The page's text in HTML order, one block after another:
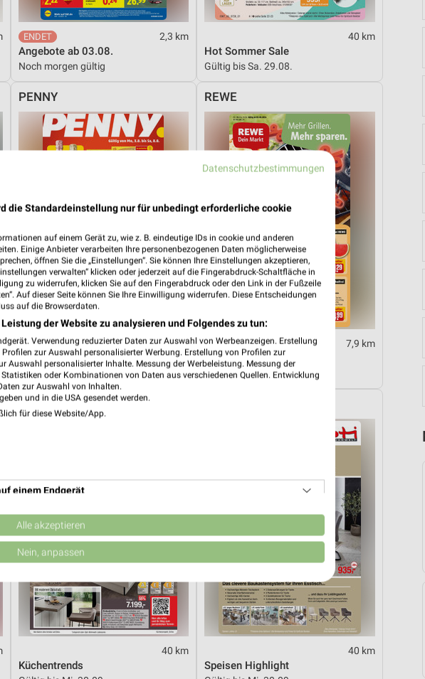
2,3 km
Angebote ab 03.08.
Noch morgen gültig
40 km
Hot Sommer Sale
Gültig bis Sa. 29.08.
PENNY
28,8 km
Angebote ab 03.08.
Noch morgen gültig
REWE
7,9 km
Angebote ab 03.08.
Noch morgen gültig
Opti Wohnwelt
40 km
Küchentrends
40 km
Speisen Highlight
Datenschutzbestimmungen
die Standardeinstellung nur für unbedingt erforderliche cookie
auf einem Gerät zu, wie z. B. eindeutige IDs in cookie und anderen
Einige Anbieter verarbeiten Ihre personenbezogenen Daten möglicherweise
öffnen Sie die „Einstellungen“. Sie können Ihre Einstellungen akzeptieren,
verwalten“ klicken oder jederzeit auf die Fingerabdruck-Schaltfläche in
zu widerrufen, klicken Sie auf den Fingerabdruck oder den Link in der Fußzeile
Auf dieser Seite können Sie Ihre Einwilligung widerrufen. Diese Entscheidungen
auf die Browserdaten.
der Website zu analysieren und Folgendes zu tun:
Verwendung reduzierter Daten zur Auswahl von Werbeanzeigen. Erstellung
zur Auswahl personalisierter Werbung. Erstellung von Profilen zur
Auswahl personalisierter Inhalte. Messung der Werbeleistung. Messung der
oder Kombinationen von Daten aus verschiedenen Quellen. Entwicklung
zur Auswahl von Inhalten.
und in die USA gesendet werden.
für diese Website/App.
einem Endgerät
Werbeanzeigen
Inhalten
Inhalte
Alle akzeptieren
Nein, anpassen